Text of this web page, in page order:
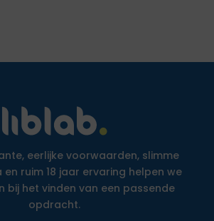
eerlijke voorwaarden, slimme
ruim 18 jaar ervaring helpen we
bij het vinden van een passende
opdracht.